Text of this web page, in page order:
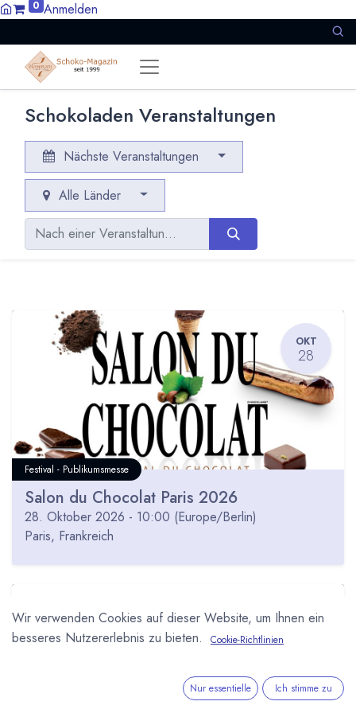
0 Anmelden
Schokoladen Veranstaltungen
Nächste Veranstaltungen
Alle Länder
OKT
28
Festival - Publikumsmesse
Salon du Chocolat Paris 2026
28. Oktober 2026 - 10:00 (Europe/Berlin)
Paris, Frankreich
OKT
Wir verwenden Cookies auf dieser Website, um Ihnen ein
besseres Nutzererlebnis zu bieten.
Cookie-Richtlinien
Nur essentielle Ich stimme zu